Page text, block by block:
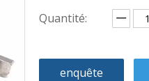
Quantité:
enquête